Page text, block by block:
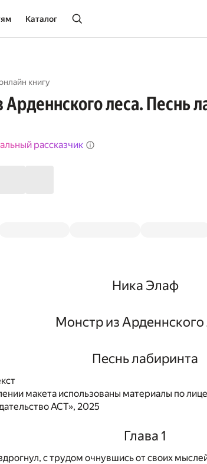
Каталог
книгу
Арденнского леса. Песнь
рассказчик
Ника Элаф
Монстр из Арденнского
Песнь лабиринта
макета использованы материалы по
АСТ», 2025
Глава 1
с трудом очнувшись от своих